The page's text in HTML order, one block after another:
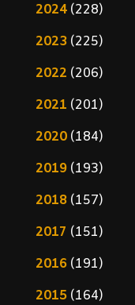
2024(228)
2023(225)
2022 (206)
2021 (201)
2020(184)
2019(193)
2018(157)
2017 (151)
2016(191)
2015(164)